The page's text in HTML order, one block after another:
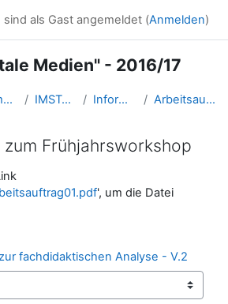
sind als Gast angemeldet (Anmelden)
Medien" - 2016/17
IMST-Themenprogramme - FORUM.IMST.AC.AT IMST_tpDigiMedien_201617 Informationen und Formulare Arbeitsauftrag zum Frühjahrsworkshop
Frühjahrsworkshop
', um die Datei
fachdidaktischen Analyse - V.2